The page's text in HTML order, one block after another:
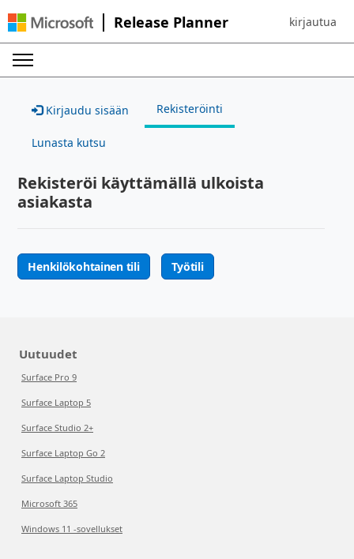
Release Planner Sign in to
kirjautua
Kirjaudu sisään Rekisteröinti
Lunasta kutsu
Rekisteröi käyttämällä ulkoista
asiakasta
Henkilökohtainen tili Työtili
Uutuudet
Surface Pro 9
Surface Laptop 5
Surface Studio 2+
Surface Laptop Go 2
Surface Laptop Studio
Microsoft 365
Windows 11 -sovellukset